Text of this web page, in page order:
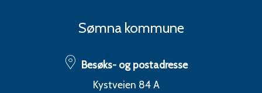
Sømna kommune
Besøks- og postadresse
Kystveien 84 A